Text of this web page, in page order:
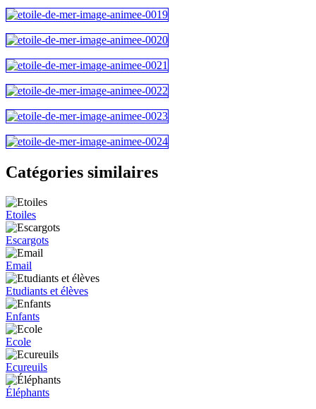
Catégories similaires
Etoiles
Escargots
Email
Etudiants et élèves
Enfants
Ecole
Ecureuils
Éléphants